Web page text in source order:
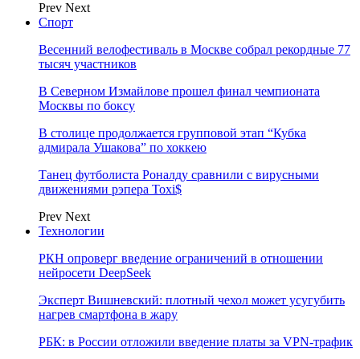
Prev Next
Спорт
Весенний велофестиваль в Москве собрал рекордные 77
тысяч участников
В Северном Измайлове прошел финал чемпионата
Москвы по боксу
В столице продолжается групповой этап “Кубка
адмирала Ушакова” по хоккею
Танец футболиста Роналду сравнили с вирусными
движениями рэпера Toxi$
Prev Next
Технологии
РКН опроверг введение ограничений в отношении
нейросети DeepSeek
Эксперт Вишневский: плотный чехол может усугубить
нагрев смартфона в жару
РБК: в России отложили введение платы за VPN-трафик